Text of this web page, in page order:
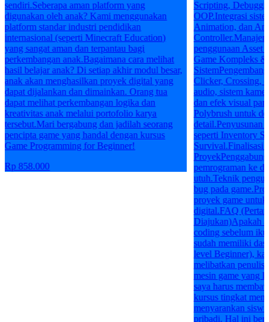
sendiri.Seberapa aman platform yang
digunakan oleh anak? Kami menggunakan
platform standar industri pendidikan
internasional (seperti Minecraft Education)
yang sangat aman dan terpantau bagi
perkembangan anak.Bagaimana cara melihat
hasil belajar anak? Di setiap akhir modul besar,
anak akan menghasilkan proyek digital yang
dapat dijalankan dan dimainkan. Orang tua
dapat melihat perkembangan logika dan
kreativitas anak melalui portofolio karya
tersebut.Mari bergabung dan jadilah seorang
pencipta game yang handal dengan kursus
Game Programming for Beginner!
Rp 858.000
Scripting,
OOP.Integrasi
Animation, dan
penggunaan Asset
Game Kompleks &
Clicker, Crossing,
audio, sistem
dan efek visual
Polybrush untuk
detail.Penyusunan
seperti Inventory
Survival.Finalisasi
pemrograman ke
utuh.Teknik
bug pada
proyek game
digital.FAQ
Diajukan)Apakah
coding sebelum
sudah memiliki
level Beginner),
melibatkan
mesin game yang
saya harus
kursus tingkat
menyarankan
pribadi. Hal ini